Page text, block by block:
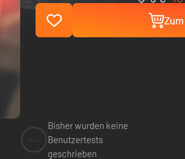
Bisher wurden keine
Benutzertests
geschrieben